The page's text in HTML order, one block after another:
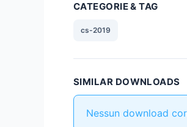
CATEGORIE & TAG
cs-2019
SIMILAR DOWNLOADS
Nessun download